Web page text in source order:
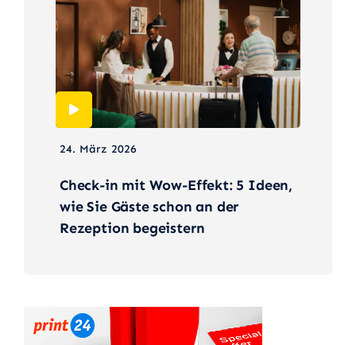
24. März 2026
Check-in mit Wow-Effekt: 5 Ideen,
wie Sie Gäste schon an der
Rezeption begeistern